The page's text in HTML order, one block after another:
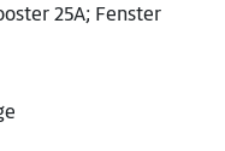
25A; Fenster